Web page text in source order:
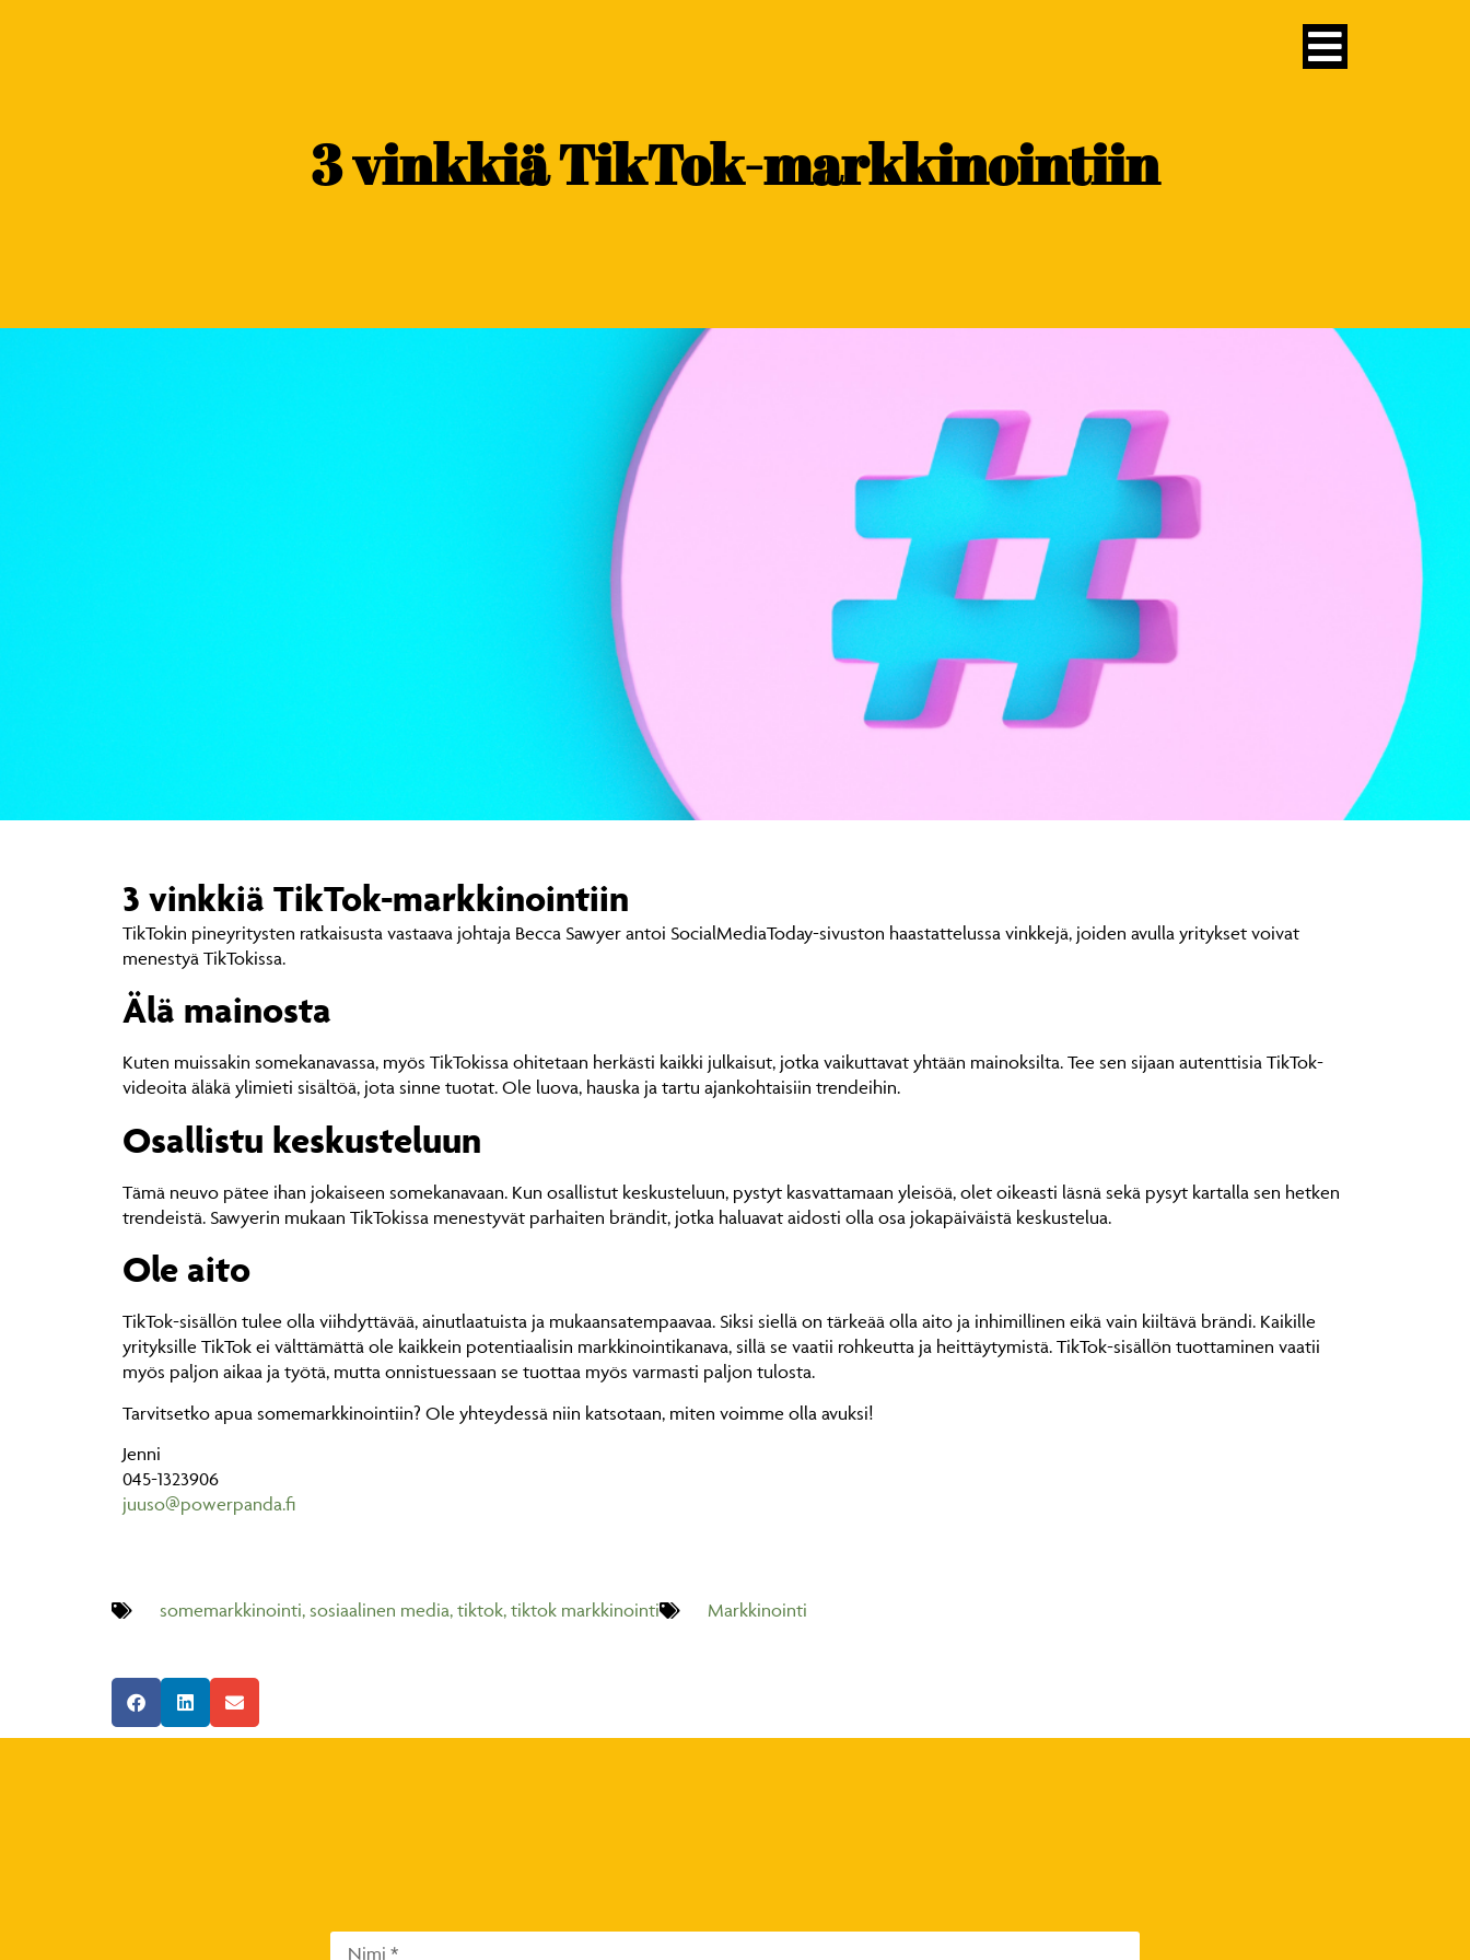
3 vinkkiä TikTok-markkinointiin
3 vinkkiä TikTok-markkinointiin
TikTokin pineyritysten ratkaisusta vastaava johtaja Becca Sawyer antoi SocialMediaToday-sivuston haastattelussa vinkkejä, joiden avulla yritykset voivat
menestyä TikTokissa.
Älä mainosta
Kuten muissakin somekanavassa, myös TikTokissa ohitetaan herkästi kaikki julkaisut, jotka vaikuttavat yhtään mainoksilta. Tee sen sijaan autenttisia TikTok-
videoita äläkä ylimieti sisältöä, jota sinne tuotat. Ole luova, hauska ja tartu ajankohtaisiin trendeihin.
Osallistu keskusteluun
Tämä neuvo pätee ihan jokaiseen somekanavaan. Kun osallistut keskusteluun, pystyt kasvattamaan yleisöä, olet oikeasti läsnä sekä pysyt kartalla sen hetken
trendeistä. Sawyerin mukaan TikTokissa menestyvät parhaiten brändit, jotka haluavat aidosti olla osa jokapäiväistä keskustelua.
Ole aito
TikTok-sisällön tulee olla viihdyttävää, ainutlaatuista ja mukaansatempaavaa. Siksi siellä on tärkeää olla aito ja inhimillinen eikä vain kiiltävä brändi. Kaikille
yrityksille TikTok ei välttämättä ole kaikkein potentiaalisin markkinointikanava, sillä se vaatii rohkeutta ja heittäytymistä. TikTok-sisällön tuottaminen vaatii
myös paljon aikaa ja työtä, mutta onnistuessaan se tuottaa myös varmasti paljon tulosta.
Tarvitsetko apua somemarkkinointiin? Ole yhteydessä niin katsotaan, miten voimme olla avuksi!
Jenni
045-1323906
juuso@powerpanda.fi
somemarkkinointi, sosiaalinen media, tiktok, tiktok markkinointi Markkinointi